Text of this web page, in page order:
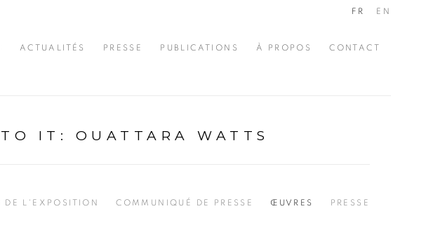
ACTUALITÉS PRESSE PUBLICATIONS À PROPOS CONTACT
FR EN
IT : OUATTARA WATTS
DE L'EXPOSITION COMMUNIQUÉ DE PRESSE ŒUVRES PRESSE